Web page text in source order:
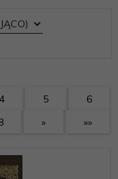
4 5
6
» »»